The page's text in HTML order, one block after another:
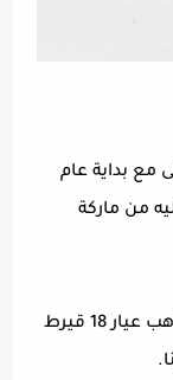
مع بداية عام
من ماركة
تتغنى ساعة رولكس هذه مع طلاء من الذهب عيار 18 قيرط